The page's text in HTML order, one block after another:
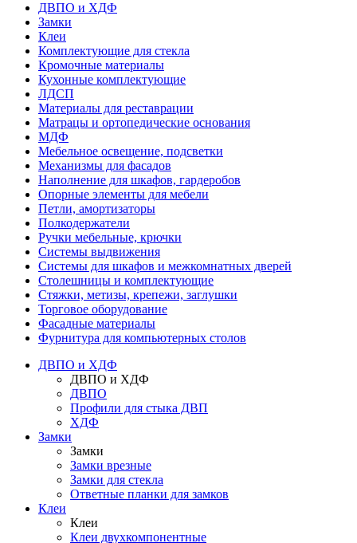
ДВПО и ХДФ
Замки
Клеи
Комплектующие для стекла
Кромочные материалы
Кухонные комплектующие
ЛДСП
Материалы для реставрации
Матрацы и ортопедические основания
МДФ
Мебельное освещение, подсветки
Механизмы для фасадов
Наполнение для шкафов, гардеробов
Опорные элементы для мебели
Петли, амортизаторы
Полкодержатели
Ручки мебельные, крючки
Системы выдвижения
Системы для шкафов и межкомнатных дверей
Столешницы и комплектующие
Стяжки, метизы, крепежи, заглушки
Торговое оборудование
Фасадные материалы
Фурнитура для компьютерных столов
ДВПО и ХДФ
ДВПО и ХДФ
ДВПО
Профили для стыка ДВП
ХДФ
Замки
Замки
Замки врезные
Замки для стекла
Ответные планки для замков
Клеи
Клеи
Клеи двухкомпонентные